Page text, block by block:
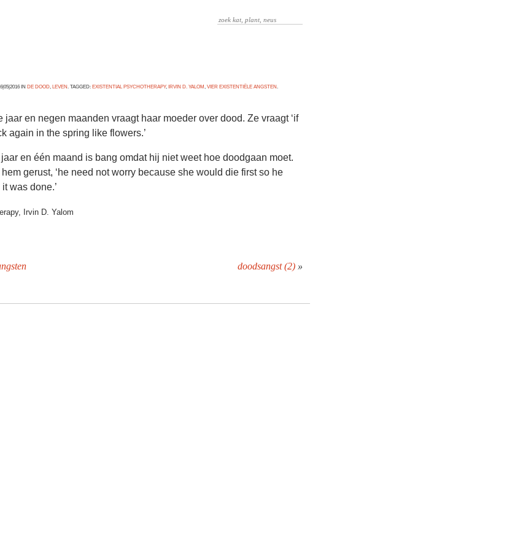
IN DE DOOD LEVEN . TAGGED: EXISTENTIAL PSYCHOTHERAPY, IRVIN D. YALOM VIER EXISTENTIËLE ANGSTEN
jaar en negen maanden vraagt haar moeder over dood. Ze vraagt ‘if
again in the spring like flowers.’
en één maand is bang omdat hij niet weet hoe doodgaan moet.
gerust, ‘he need not worry because she would die first so he
was done.’
Irvin D. Yalom
doodsangst (2)»